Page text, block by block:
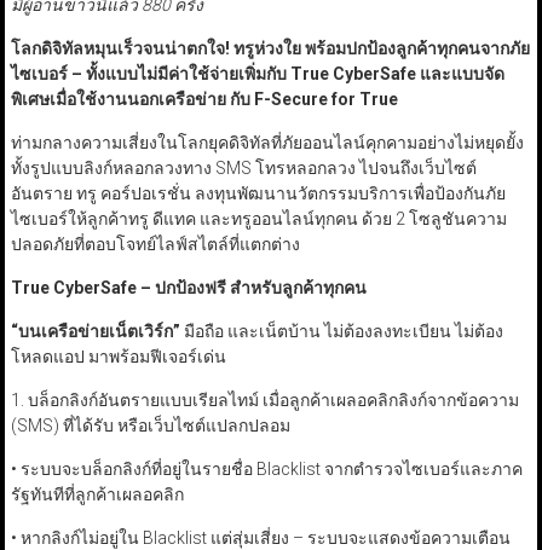
มีผู้อ่านข่าวนี้แล้ว 880 ครั้ง
โลกดิจิทัลหมุนเร็วจนน่าตกใจ! ทรูห่วงใย พร้อมปกป้องลูกค้าทุกคนจากภัย
ไซเบอร์ – ทั้งแบบไม่มีค่าใช้จ่ายเพิ่มกับ True CyberSafe และแบบจัด
พิเศษเมื่อใช้งานนอกเครือข่าย กับ F-Secure for True
ท่ามกลางความเสี่ยงในโลกยุคดิจิทัลที่ภัยออนไลน์คุกคามอย่างไม่หยุดยั้ง
ทั้งรูปแบบลิงก์หลอกลวงทาง SMS โทรหลอกลวง ไปจนถึงเว็บไซต์
อันตราย ทรู คอร์ปอเรชั่น ลงทุนพัฒนานวัตกรรมบริการเพื่อป้องกันภัย
ไซเบอร์ให้ลูกค้าทรู ดีแทค และทรูออนไลน์ทุกคน ด้วย 2 โซลูชันความ
ปลอดภัยที่ตอบโจทย์ไลฟ์สไตล์ที่แตกต่าง
True CyberSafe – ปกป้องฟรี สำหรับลูกค้าทุกคน
“บนเครือข่ายเน็ตเวิร์ก” มือถือ และเน็ตบ้าน ไม่ต้องลงทะเบียน ไม่ต้อง
โหลดแอป มาพร้อมฟีเจอร์เด่น
1. บล็อกลิงก์อันตรายแบบเรียลไทม์ เมื่อลูกค้าเผลอคลิกลิงก์จากข้อความ
(SMS) ที่ได้รับ หรือเว็บไซต์แปลกปลอม
• ระบบจะบล็อกลิงก์ที่อยู่ในรายชื่อ Blacklist จากตำรวจไซเบอร์และภาค
รัฐทันทีที่ลูกค้าเผลอคลิก
• หากลิงก์ไม่อยู่ใน Blacklist แต่สุ่มเสี่ยง – ระบบจะแสดงข้อความเตือน